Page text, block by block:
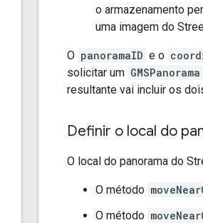
o armazenamento
uma imagem do
O panoramaID e o
solicitar um GMSPanorama
resultante vai incluir os
Definir o local do
O local do panorama do
O método
O método